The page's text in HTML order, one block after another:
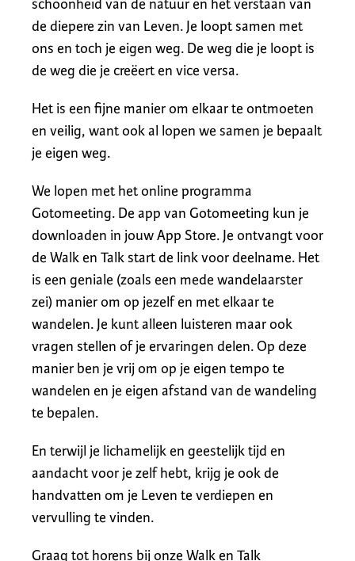
schoonheid van de natuur en het verstaan van
de diepere zin van Leven. Je loopt samen met
ons en toch je eigen weg. De weg die je loopt is
de weg die je creëert en vice versa.
Het is een fijne manier om elkaar te ontmoeten
en veilig, want ook al lopen we samen je bepaalt
je eigen weg.
We lopen met het online programma
Gotomeeting. De app van Gotomeeting kun je
downloaden in jouw App Store. Je ontvangt voor
de Walk en Talk start de link voor deelname. Het
is een geniale (zoals een mede wandelaarster
zei) manier om op jezelf en met elkaar te
wandelen. Je kunt alleen luisteren maar ook
vragen stellen of je ervaringen delen. Op deze
manier ben je vrij om op je eigen tempo te
wandelen en je eigen afstand van de wandeling
te bepalen.
En terwijl je lichamelijk en geestelijk tijd en
aandacht voor je zelf hebt, krijg je ook de
handvatten om je Leven te verdiepen en
vervulling te vinden.
Graag tot horens bij onze Walk en Talk